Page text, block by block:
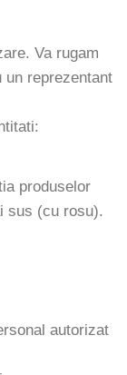
Va rugam
reprezentant
produselor
sus (cu rosu).
autorizat